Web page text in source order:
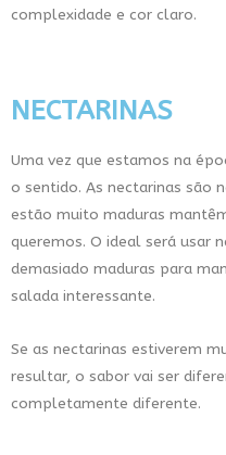
complexidade e cor claro.
NECTARINAS
Uma vez que estamos na
o sentido. As nectarinas são
estão muito maduras
queremos. O ideal será usar
demasiado maduras para
salada interessante.
Se as nectarinas estiverem
resultar, o sabor vai ser
completamente diferente.